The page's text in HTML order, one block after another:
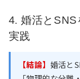
4. 婚活と
実践
【結論】 婚活と